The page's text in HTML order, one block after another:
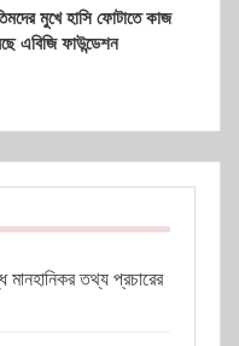
মুখে হাসি ফোটাতে কাজ
এবিজি ফাউন্ডেশন
মানহানিকর তথ্য প্রচারের